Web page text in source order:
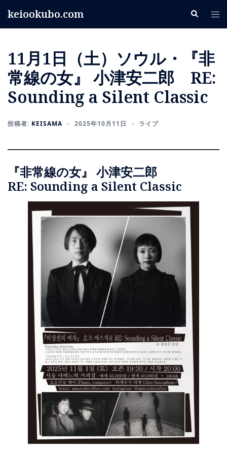
keiookubo.com 検
索
ト
グ
メ
ニ
ュ
11月1日（土）ソウル・『非
常線の女』 小津安二郎 RE:
Sounding a Silent Classic
投稿者: KEISAMA 2025年10月11日 ライブ
『非常線の女』 小津安二郎
RE: Sounding a Silent Classic